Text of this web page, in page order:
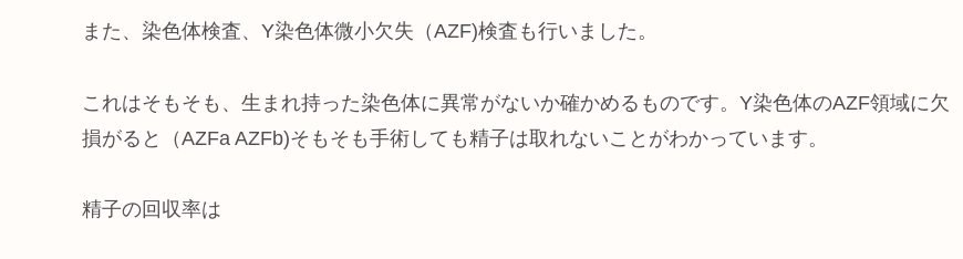
また、染色体検査、Y染色体微小欠失（AZF)検査も行いました。
これはそもそも、生まれ持った染色体に異常がないか確かめるものです。Y染色体のAZF領域に欠
損がると（AZFa AZFb)そもそも手術しても精子は取れないことがわかっています。
精子の回収率は